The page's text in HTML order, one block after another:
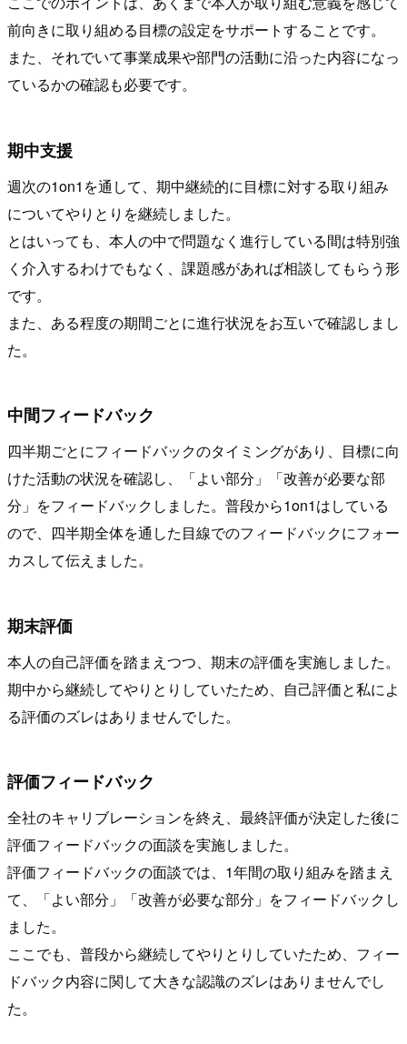
前向きに取り組める目標の設定をサポートすることです。
また、それでいて事業成果や部門の活動に沿った内容になっ
ているかの確認も必要です。
期中支援
週次の1on1を通して、期中継続的に目標に対する取り組み
についてやりとりを継続しました。
とはいっても、本人の中で問題なく進行している間は特別強
く介入するわけでもなく、課題感があれば相談してもらう形
です。
また、ある程度の期間ごとに進行状況をお互いで確認しまし
た。
中間フィードバック
四半期ごとにフィードバックのタイミングがあり、目標に向
けた活動の状況を確認し、「よい部分」「改善が必要な部
分」をフィードバックしました。普段から1on1はしている
ので、四半期全体を通した目線でのフィードバックにフォー
カスして伝えました。
期末評価
本人の自己評価を踏まえつつ、期末の評価を実施しました。
期中から継続してやりとりしていたため、自己評価と私によ
る評価のズレはありませんでした。
評価フィードバック
全社のキャリブレーションを終え、最終評価が決定した後に
評価フィードバックの面談を実施しました。
評価フィードバックの面談では、1年間の取り組みを踏まえ
て、「よい部分」「改善が必要な部分」をフィードバックし
ました。
ここでも、普段から継続してやりとりしていたため、フィー
ドバック内容に関して大きな認識のズレはありませんでし
た。